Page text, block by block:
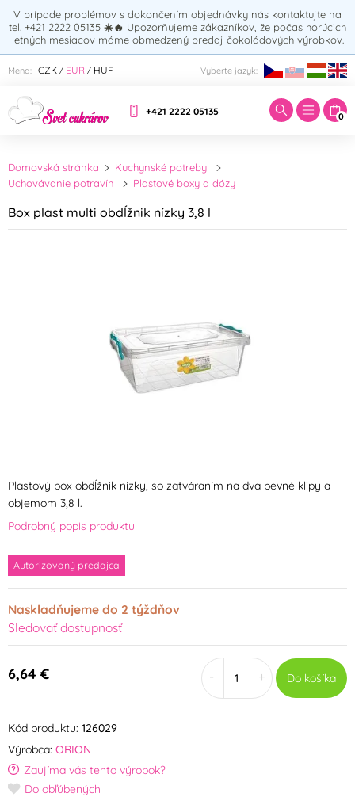
V prípade problémov s dokončením objednávky nás kontaktujte na
tel. +421 2222 05135 ☀️🔥 Upozorňujeme zákazníkov, že počas horúcich
letných mesiacov máme obmedzený predaj čokoládových výrobkov.
Mena: CZK / EUR / HUF Vyberte jazyk:
+421 2222 05135 0
Zadajte hľadaný výraz:
Domovská stránka
Kuchynské potreby
Uchovávanie potravín
Plastové boxy a dózy
Box plast multi obdĺžnik nízky 3,8 l
Plastový box obdĺžnik nízky, so zatváraním na dva pevné klipy a
objemom 3,8 l.
Podrobný popis produktu
Autorizovaný predajca
Naskladňujeme do 2 týždňov
Sledovať dostupnosť
6,64 € + Do košíka
Kód produktu: 126029
Výrobca: ORION
Zaujíma vás tento výrobok?
Do obľúbených